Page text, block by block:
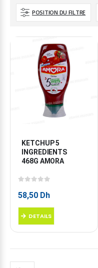
POSITION DU FILTRE
KETCHUP 5
INGREDIENTS
468G AMORA
58,50 Dh
DETAILS